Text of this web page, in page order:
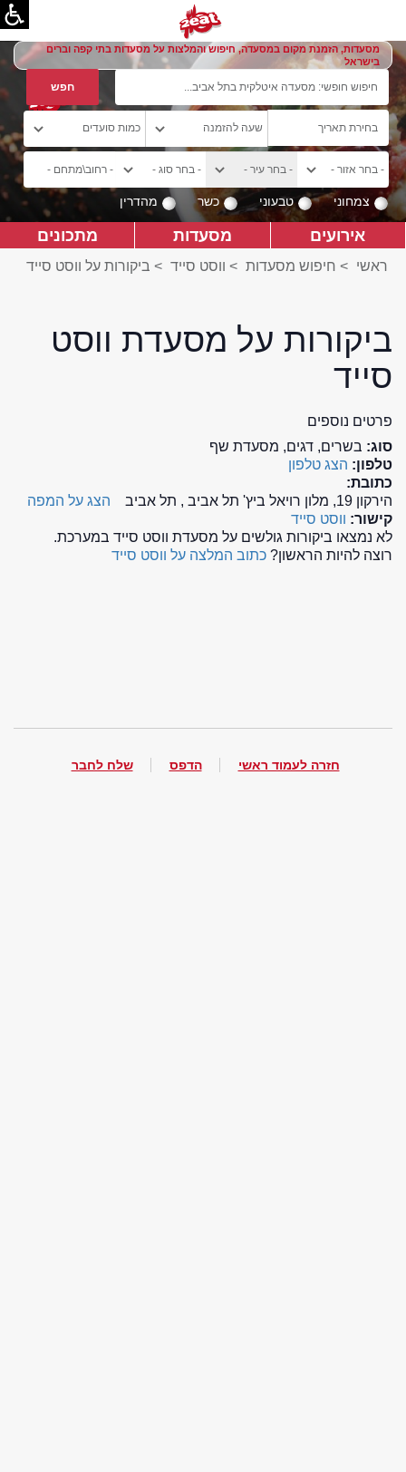
מסעדות, הזמנת מקום במסעדה, חיפוש והמלצות על מסעדות בתי קפה וברים
בישראל
צמחוני טבעוני כשר מהדרין
אירועים מסעדות מתכונים
ראשי > חיפוש מסעדות > ווסט סייד > ביקורות על ווסט סייד
ביקורות על מסעדת ווסט
סייד
פרטים נוספים
סוג: בשרים, דגים, מסעדת שף
טלפון: הצג טלפון
כתובת:
הירקון 19, מלון רויאל ביץ' תל אביב , תל אביב
הצג על המפה
קישור: ווסט סייד
לא נמצאו ביקורות גולשים על מסעדת ווסט סייד במערכת.
רוצה להיות הראשון? כתוב המלצה על ווסט סייד
חזרה לעמוד ראשי הדפס שלח לחבר